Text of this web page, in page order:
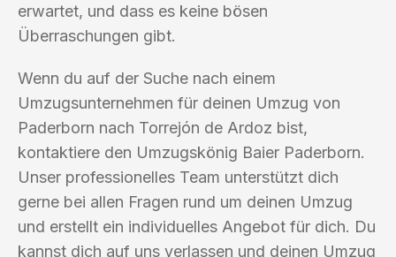
erwartet, und dass es keine bösen
Überraschungen gibt.
Wenn du auf der Suche nach einem
Umzugsunternehmen für deinen Umzug von
Paderborn nach Torrejón de Ardoz bist,
kontaktiere den Umzugskönig Baier Paderborn.
Unser professionelles Team unterstützt dich
gerne bei allen Fragen rund um deinen Umzug
und erstellt ein individuelles Angebot für dich. Du
kannst dich auf uns verlassen und deinen Umzug